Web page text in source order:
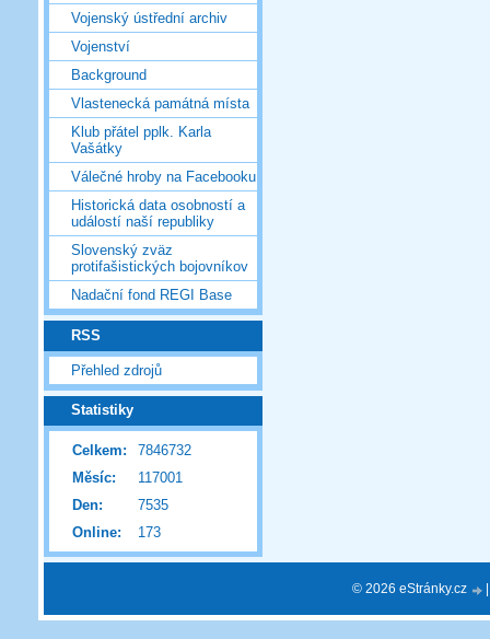
Vojenský ústřední archiv
Vojenství
Background
Vlastenecká památná místa
Klub přátel pplk. Karla
Vašátky
Válečné hroby na Facebooku
Historická data osobností a
událostí naší republiky
Slovenský zväz
protifašistických bojovníkov
Nadační fond REGI Base
RSS
Přehled zdrojů
Statistiky
Online: 173
Celkem:
7846732
Měsíc:
117001
Den:
7535
© 2026 eStránky.cz